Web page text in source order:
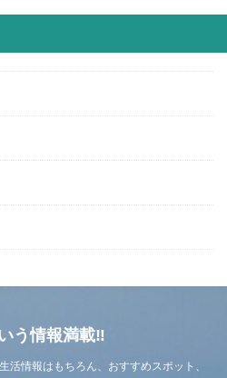
う情報満載‼
活情報はもちろん、おすすめスポット、